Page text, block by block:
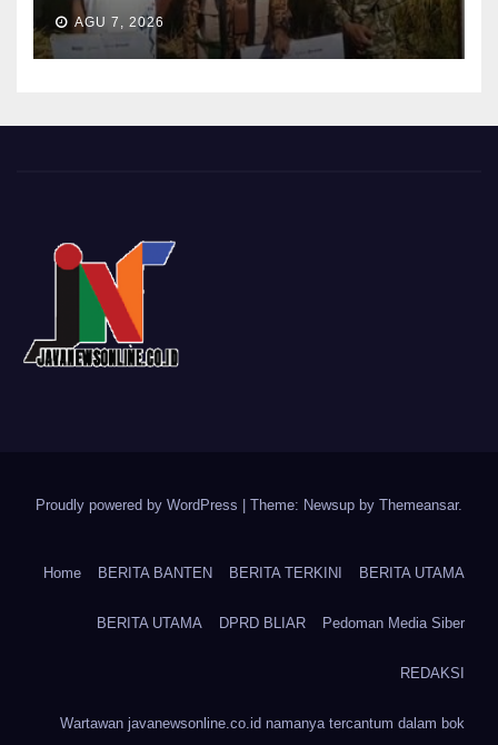
AGU 7, 2026
Proudly powered by WordPress Theme: Newsup by Themeansar.
Home BERITA BANTEN BERITA TERKINI BERITA UTAMA
BERITA UTAMA DPRD BLIAR Pedoman Media Siber
REDAKSI
Wartawan javanewsonline.co.id namanya tercantum dalam bok